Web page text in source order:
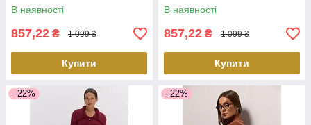
В наявності
857,22 ₴ 1 099 ₴
Купити
В наявності
857,22 ₴ 1 099 ₴
Купити
–22% –22%